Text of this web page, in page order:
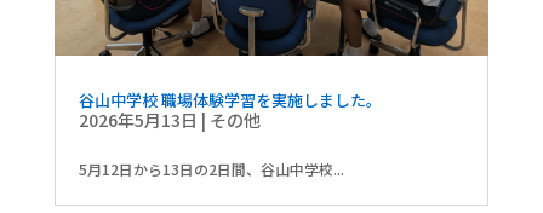
谷山中学校 職場体験学習を実施しました。
2026年5月13日 | その他
5月12日から13日の2日間、谷山中学校...